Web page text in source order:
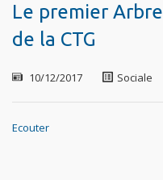
Le premier
de la CTG
10/12/2017 Sociale
Ecouter